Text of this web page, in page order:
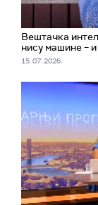
Вештачка
нису машине – и
15. 07. 2026.